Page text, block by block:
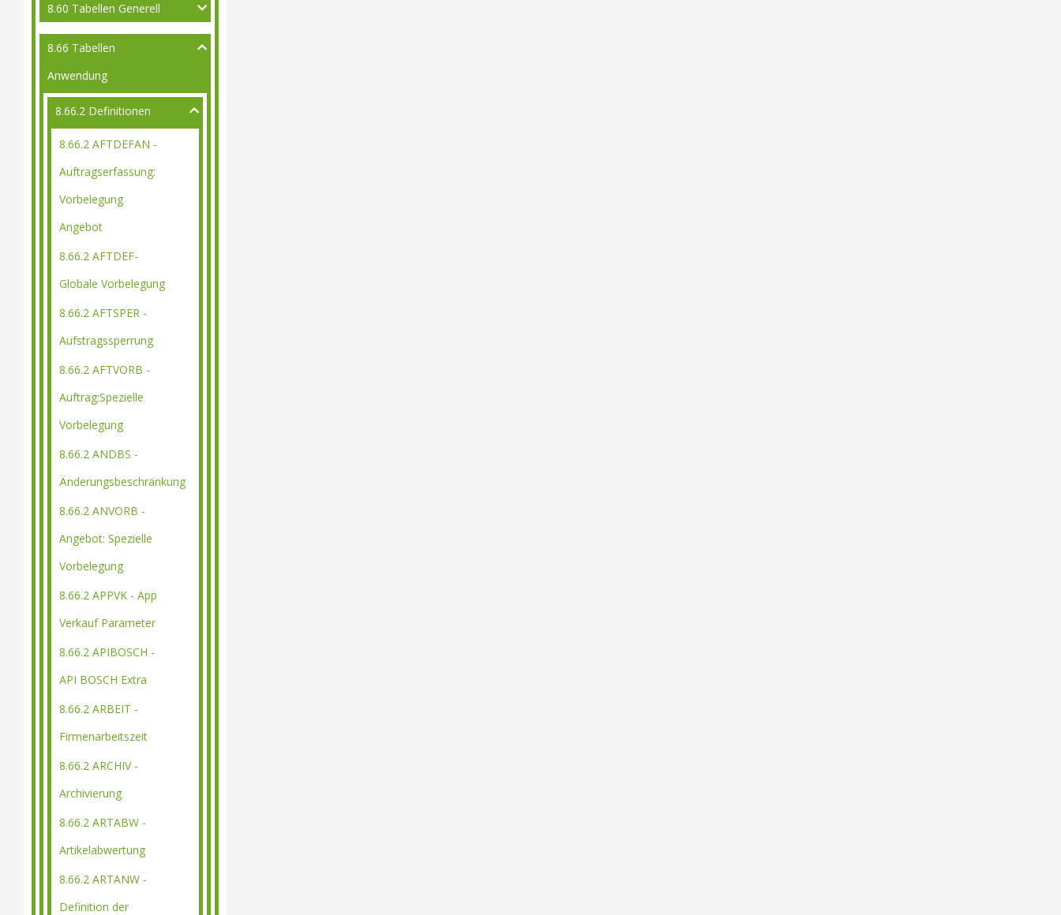
8.60 Tabellen Generell
8.66 Tabellen
Anwendung
8.66.2 Definitionen
8.66.2 AFTDEFAN -
Auftragserfassung:
Vorbelegung
Angebot
8.66.2 AFTDEF-
Globale Vorbelegung
8.66.2 AFTSPER -
Aufstragssperrung
8.66.2 AFTVORB -
Auftrag:Spezielle
Vorbelegung
8.66.2 ANDBS -
Änderungsbeschränkung
8.66.2 ANVORB -
Angebot: Spezielle
Vorbelegung
8.66.2 APPVK - App
Verkauf Parameter
8.66.2 APIBOSCH -
API BOSCH Extra
8.66.2 ARBEIT -
Firmenarbeitszeit
8.66.2 ARCHIV -
Archivierung
8.66.2 ARTABW -
Artikelabwertung
8.66.2 ARTANW -
Definition der